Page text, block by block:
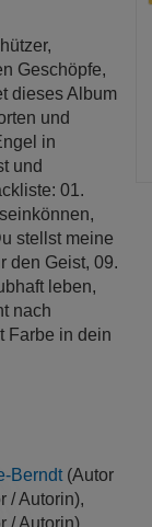
Geschöpfe,
dieses Album
und
in
und
01.
stellst meine
den Geist, 09.
leben,
nach
Farbe in dein
Berndt(Autor
/ Autorin),
/ Autorin),